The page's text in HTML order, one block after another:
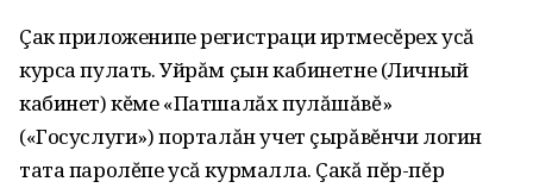
Çак приложенипе регистраци иртмесĕрех усă
курса пулать. Уйрăм çын кабинетне (Личный
кабинет) кĕме «Патшалăх пулăшăвĕ»
(«Госуслуги») порталăн учет çырăвĕнчи логин
тата паролĕпе усă курмалла. Çакă пĕр-пĕр